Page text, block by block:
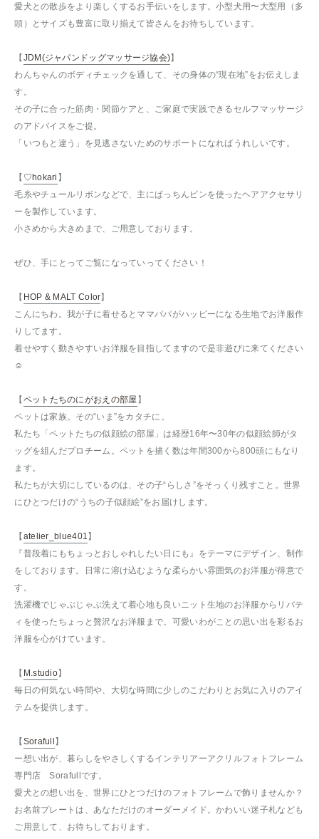
愛犬との散歩をより楽しくするお手伝いをします。小型犬用〜大型用（多
頭）とサイズも豊富に取り揃えて皆さんをお待ちしています。
【JDM(ジャパンドッグマッサージ協会)】
わんちゃんのボディチェックを通して、その身体の“現在地”をお伝えしま
す。
その子に合った筋肉・関節ケアと、ご家庭で実践できるセルフマッサージ
のアドバイスをご提。
「いつもと違う」を見逃さないためのサポートになればうれしいです。
【 ♡hokari 】
毛糸やチュールリボンなどで、主にぱっちんピンを使ったヘアアクセサリ
ーを製作しています。
小さめから大きめまで、ご用意しております。
ぜひ、手にとってご覧になっていってください！
【 HOP & MALT Color】
こんにちわ。我が子に着せるとママパパがハッピーになる生地でお洋服作
りしてます。
着せやすく動きやすいお洋服を目指してますので是非遊びに来てください
☺︎
【ペットたちのにがおえの部屋 】
ペットは家族。その“いま”をカタチに。
私たち「ペットたちの似顔絵の部屋」は経歴16年〜30年の似顔絵師がタ
ッグを組んだプロチーム。ペットを描く数は年間300から800頭にもなり
ます。
私たちが大切にしているのは、その子“らしさ”をそっくり残すこと。世界
にひとつだけの“うちの子似顔絵”をお届けします。
【atelier_blue401 】
『普段着にもちょっとおしゃれしたい日にも』をテーマにデザイン、制作
をしております。日常に溶け込むような柔らかい雰囲気のお洋服が得意で
す。
洗濯機でじゃぶじゃぶ洗えて着心地も良いニット生地のお洋服からリバテ
ィを使ったちょっと贅沢なお洋服まで。可愛いわがことの思い出を彩るお
洋服を心がけています。
【 M.studio】
毎日の何気ない時間や、大切な時間に少しのこだわりとお気に入りのアイ
テムを提供します。
【Sorafull】
ー想い出が、暮らしをやさしくするインテリアーアクリルフォトフレーム
専門店 Sorafullです。
愛犬との想い出を、世界にひとつだけのフォトフレームで飾りませんか？
お名前プレートは、あなただけのオーダーメイド。かわいい迷子札なども
ご用意して、お待ちしております。